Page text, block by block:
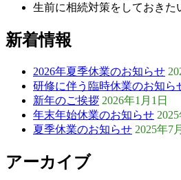
生前に相続対策をしておきた
新着情報
2026年夏季休業のお知らせ
研修に伴う臨時休業のお知ら
新年のご挨拶 2026年1月1日
年末年始休業のお知らせ
夏季休業のお知らせ 2025年7
アーカイブ